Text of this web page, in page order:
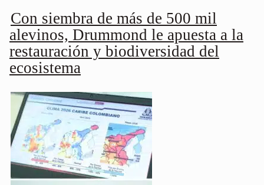
Con siembra de más de 500 mil
alevinos, Drummond le apuesta a la
restauración y biodiversidad del
ecosistema